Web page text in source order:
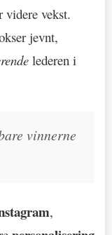
vekst.
jevnt,
lederen i
vinnerne
,